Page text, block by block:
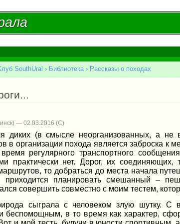
SouthUral › Библиотека › Рассказы о походах
— 02.03.2016
диких (в смысле неорганизованных, а не
в организации похода является заброска к
регулярного транспортного
практически нет. Дорог, их
то добраться до места начала
приходится планировать смешанный –
совершить совместно с моим тестем,
сыграла с человеком злую шутку. С
беспомощным, в то время как характер,